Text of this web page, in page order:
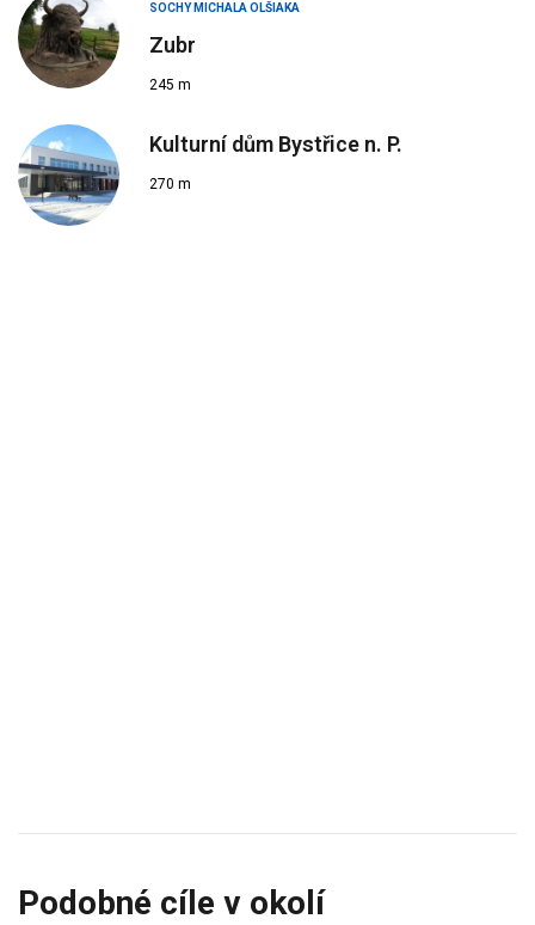
SOCHY MICHALA OLŠIAKA
Zubr
245 m
Kulturní dům Bystřice n. P.
270 m
Podobné cíle v okolí